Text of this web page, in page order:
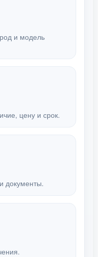
и модель
цену и срок.
документы.